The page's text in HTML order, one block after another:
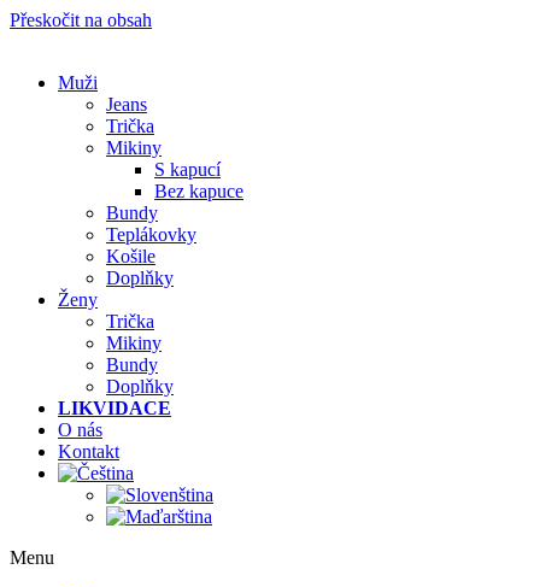
Přeskočit na obsah
Muži
Jeans
Trička
Mikiny
S kapucí
Bez kapuce
Bundy
Teplákovky
Košile
Doplňky
Ženy
Trička
Mikiny
Bundy
Doplňky
LIKVIDACE
O nás
Kontakt
Menu